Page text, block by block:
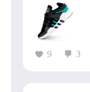
9 3